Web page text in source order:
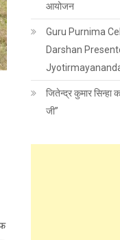
आयोजन
Guru Purnima
Darshan
जितेन्द्र कुमार
जी”